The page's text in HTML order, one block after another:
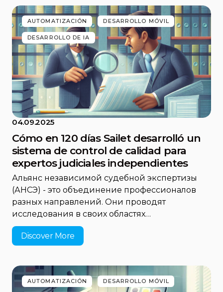
AUTOMATIZACIÓN DESARROLLO MÓVIL
DESARROLLO DE IA
04.09.2025
Cómo en 120 días Sailet desarrolló un
sistema de control de calidad para
expertos judiciales independientes
Альянс независимой судебной экспертизы
(АНСЭ) - это объединение профессионалов
разных направлений. Они проводят
исследования в своих областях…
Discover More
AUTOMATIZACIÓN DESARROLLO MÓVIL